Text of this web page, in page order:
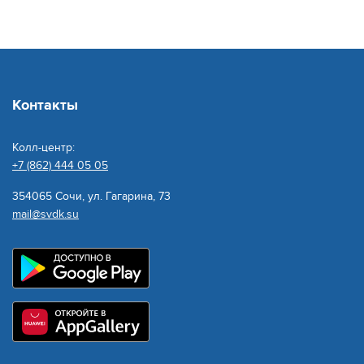
(Гайдара, 7 б)
Понедельник - четверг - 8:00 до 17:00
Пятница - 8:00 до 16:00
Суббота, воскресенье – выходной
Головинка
(Заречная, 73)
Вторник, Четверг - с 09:00 до 11:00.
Круглосуточный телефонный номер колл-
Контакты
Колл-центр:
+7 (862) 444 05 05
354065 Сочи, ул. Гагарина, 73
mail@svdk.su